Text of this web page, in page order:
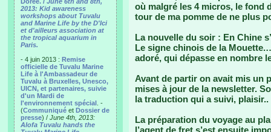
2013: Kid awareness
workshops about Tuvalu
and Marine Life by the D'Ici
et d'ailleurs association at
the tropical aquarium in
Paris.
- 4 juin 2013 : Remise
officielle de Tuvalu Marine
Life à l'Ambassadeur de
Tuvalu à Bruxelles, Unesco,
UICN, et partenaires, suivie
d'un Mardi de
l'environnement spécial . -
(Communiqué et Dossier de
presse) / June 4th, 2013:
Alofa Tuvalu hands the
où malgré les 4 micros, le fond
tour de ma pomme de ne plus
La nouvelle du soir : En Chine
Le signe chinois de la
adoré, qui dépasse en nombre
Avant de partir on avait mis un
mises à jour de la newsletter.
la traduction qui a suivi, plaisir..
La préparation du voyage au
l’agent de fret s’est ensuite